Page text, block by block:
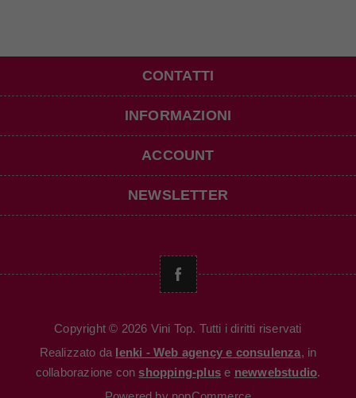
CONTATTI
INFORMAZIONI
ACCOUNT
NEWSLETTER
Copyright © 2026 Vini Top. Tutti i diritti riservati
Realizzato da Ienki - Web agency e consulenza, in
collaborazione con shopping-plus e newwebstudio.